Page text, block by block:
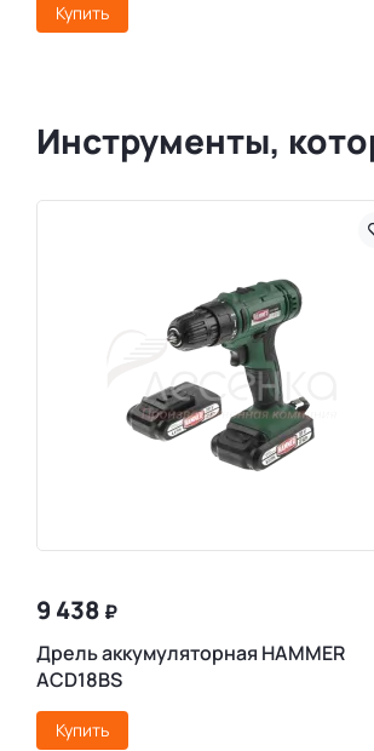
Купить
Инструменты,
9 438 ₽
Дрель аккумуляторная HAMMER
ACD18BS
Купить